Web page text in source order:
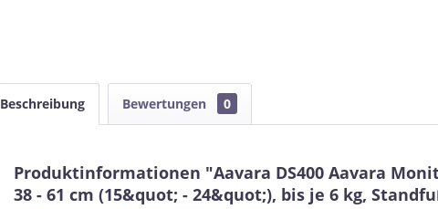
Beschreibung Bewertungen 0
Produktinformationen "Aavara DS400 Aavara
38 - 61 cm (15&quot; - 24&quot;), bis je 6 kg,